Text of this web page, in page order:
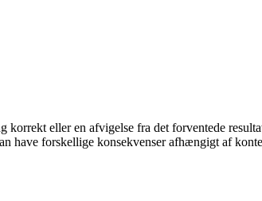
eller en afvigelse fra det forventede
have forskellige konsekvenser afhængigt af